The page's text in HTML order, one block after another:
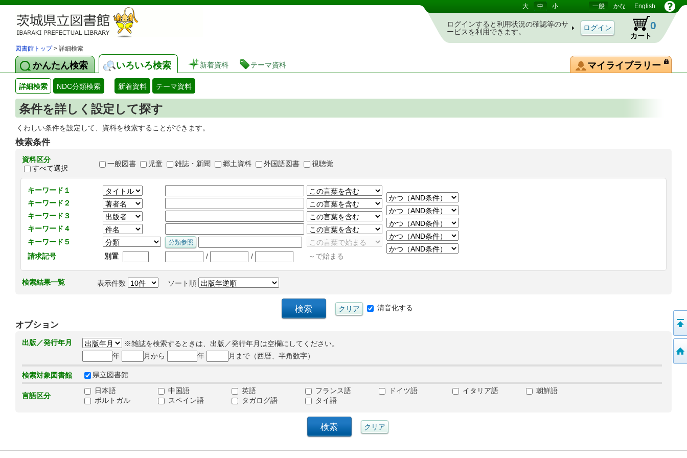
茨城県立図書館 蔵書検索・予約システム 大 中 小 一般 かな English
ログインすると利用状況の確認等のサ
ービスを利用できます。
カート
0
図書館トップ> 詳細検索
かんたん検索 いろいろ検索 新着資料 テーマ資料 マイライブラリー
詳細検索 NDC分類検索 新着資料 テーマ資料
条件を詳しく設定して探す
くわしい条件を設定して、資料を検索することができます。
検索条件
資料区分
すべて選択
一般図書 児童 雑誌・新聞 郷土資料 外国語図書 視聴覚
キーワード１
キーワード２
キーワード３
キーワード４
キーワード５
請求記号
別置 / / ～で始まる
検索結果一覧 表示件数 ソート順
清音化する
オプション
出版／発行年月
※雑誌を検索するときは、出版／発行年月は空欄にしてください。
年
月から 年 月まで（西暦、半角数字）
検索対象図書館 県立図書館
言語区分
日本語 中国語 英語 フランス語 ドイツ語 イタリア語
朝鮮語
ポルトガル
スペイン語 タガログ語 タイ語